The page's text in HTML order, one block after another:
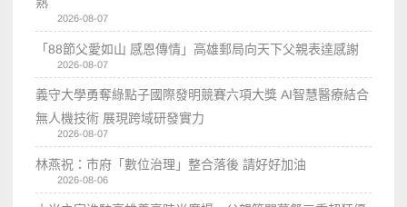
熟
2026-08-07
「88節父愛如山 感恩傳情」高雄郵局向天下父親表達感謝
2026-08-07
義守大學勇奪綠點子國際發明競賽六項大獎 AI智慧醫療結合
無人機技術 展現跨域研發實力
2026-08-07
林燕祝：市府「數位治理」整合落後 請好好加油
2026-08-06